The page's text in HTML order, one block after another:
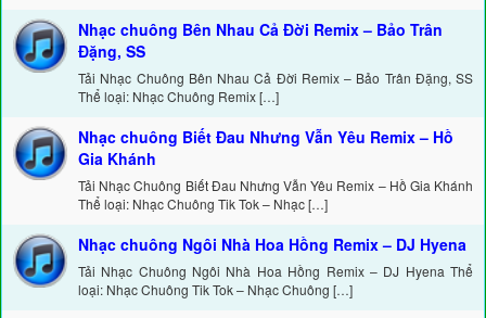
Nhạc chuông Bên Nhau Cả Đời Remix – Bảo Trân
Đặng, SS
Tải Nhạc Chuông Bên Nhau Cả Đời Remix – Bảo Trân Đặng, SS
Thể loại: Nhạc Chuông Remix […]
Nhạc chuông Biết Đau Nhưng Vẫn Yêu Remix – Hồ
Gia Khánh
Tải Nhạc Chuông Biết Đau Nhưng Vẫn Yêu Remix – Hồ Gia Khánh
Thể loại: Nhạc Chuông Tik Tok – Nhạc […]
Nhạc chuông Ngôi Nhà Hoa Hồng Remix – DJ Hyena
Tải Nhạc Chuông Ngôi Nhà Hoa Hồng Remix – DJ Hyena Thể
loại: Nhạc Chuông Tik Tok – Nhạc Chuông […]